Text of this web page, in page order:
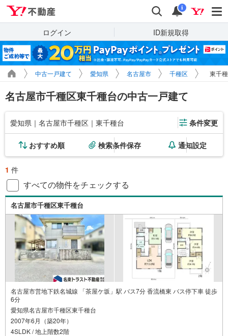
検索 通知
i
ログイン ID新規取得
中古一戸建て 愛知県 名古屋市 千種区 東千
名古屋市千種区東千種台の中古一戸建て
愛知県｜名古屋市千種区｜東千種台 条件変更
おすすめ順 検索条件保存 通知設定
1 件
すべての物件をチェックする
名古屋市千種区東千種台
名古屋市営地下鉄名城線 「茶屋ケ坂」駅 バス7分 香流橋東 バス停下車 徒歩
6分
愛知県名古屋市千種区東千種台
2007年6月（築20年）
4SLDK / 地上階数2階